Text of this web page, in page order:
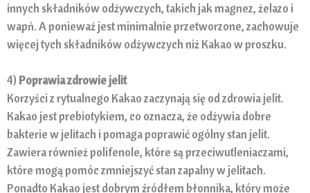
innych składników odżywczych, takich jak magnez, żelazo i
wapń. A ponieważ jest minimalnie przetworzone, zachowuje
więcej tych składników odżywczych niż Kakao w proszku.
4) Poprawia zdrowie jelit
Korzyści z rytualnego Kakao zaczynają się od zdrowia jelit.
Kakao jest prebiotykiem, co oznacza, że odżywia dobre
bakterie w jelitach i pomaga poprawić ogólny stan jelit.
Zawiera również polifenole, które są przeciwutleniaczami,
które mogą pomóc zmniejszyć stan zapalny w jelitach.
Ponadto Kakao jest dobrym źródłem błonnika, który może